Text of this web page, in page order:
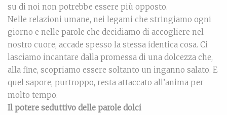
su di noi non potrebbe essere più opposto.
Nelle relazioni umane, nei legami che stringiamo ogni
giorno e nelle parole che decidiamo di accogliere nel
nostro cuore, accade spesso la stessa identica cosa. Ci
lasciamo incantare dalla promessa di una dolcezza che,
alla fine, scopriamo essere soltanto un inganno salato. E
quel sapore, purtroppo, resta attaccato all’anima per
molto tempo.
Il potere seduttivo delle parole dolci